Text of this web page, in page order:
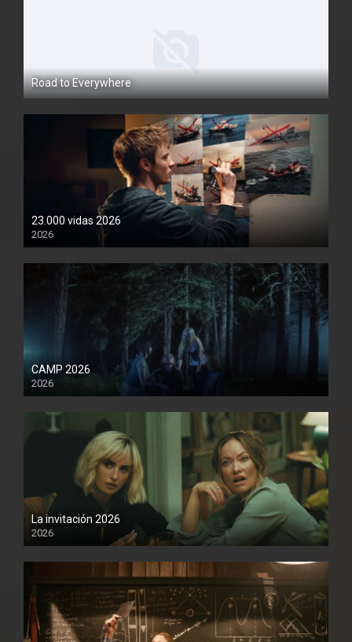
Road to Everywhere
1080P
23.000 vidas 2026
2026
1080P
CAMP 2026
2026
1080P
La invitación 2026
2026
1080P